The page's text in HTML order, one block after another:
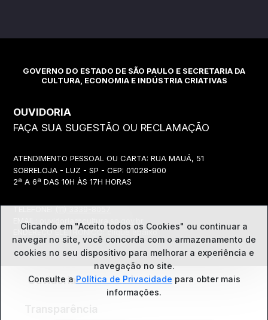
GOVERNO DO ESTADO DE SÃO PAULO E SECRETARIA DA
CULTURA, ECONOMIA E INDÚSTRIA CRIATIVAS
OUVIDORIA
FAÇA SUA SUGESTÃO OU RECLAMAÇÃO
ATENDIMENTO PESSOAL OU CARTA: RUA MAUÁ, 51
SOBRELOJA - LUZ - SP - CEP: 01028-900
2ª A 6ª DAS 10H ÀS 17H HORAS
EMAIL:
ouvidoria@cultura.sp.gov.br
ENDEREÇO ELETRÔNICO: clique abaixo
Ouvidoria
Clicando em "Aceito todos os Cookies" ou continuar a
navegar no site, você concorda com o armazenamento de
cookies no seu dispositivo para melhorar a experiência e
navegação no site.
Consulte a Política de Privacidade para obter mais
informações.